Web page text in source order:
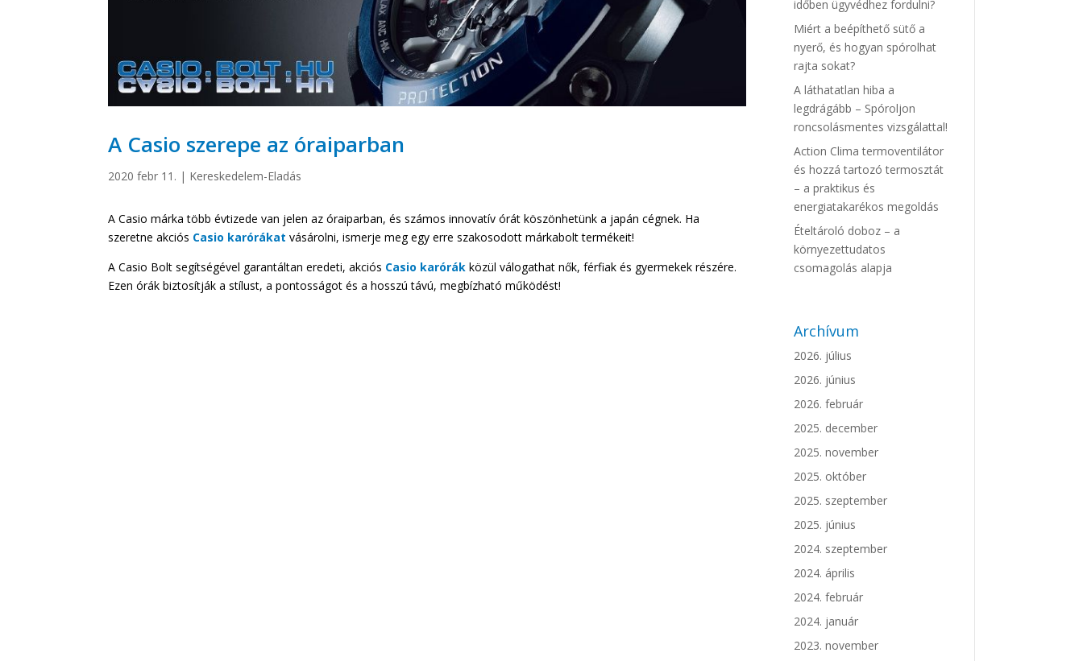
A Casio szerepe az óraiparban
2020 febr 11. | Kereskedelem-Eladás
A Casio márka több évtizede van jelen az óraiparban, és számos innovatív órát köszönhetünk a japán cégnek. Ha
szeretne akciós Casio karórákat vásárolni, ismerje meg egy erre szakosodott márkabolt termékeit!
A Casio Bolt segítségével garantáltan eredeti, akciós Casio karórák közül válogathat nők, férfiak és gyermekek részére.
Ezen órák biztosítják a stílust, a pontosságot és a hosszú távú, megbízható működést!
időben ügyvédhez fordulni?
Miért a beépíthető sütő a
nyerő, és hogyan spórolhat
rajta sokat?
A láthatatlan hiba a
legdrágább – Spóroljon
roncsolásmentes vizsgálattal!
Action Clima termoventilátor
és hozzá tartozó termosztát
– a praktikus és
energiatakarékos megoldás
Ételtároló doboz – a
környezettudatos
csomagolás alapja
Archívum
2026. július
2026. június
2026. február
2025. december
2025. november
2025. október
2025. szeptember
2025. június
2024. szeptember
2024. április
2024. február
2024. január
2023. november